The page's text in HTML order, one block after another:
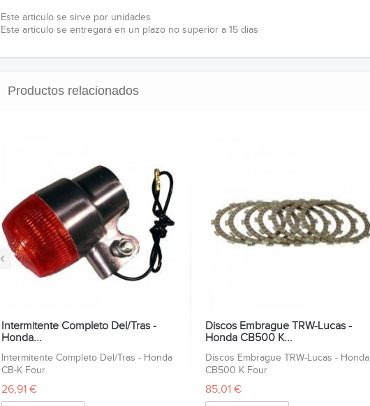
Este articulo se sirve por unidades
Este articulo se entregará en un plazo no superior a 15 dias
Productos relacionados
‹
Intermitente Completo Del/Tras -
Honda...
Intermitente Completo Del/Tras - Honda
CB-K Four
26,91 €
Discos Embrague TRW-Lucas -
Honda CB500 K...
Discos Embrague TRW-Lucas - Honda
CB500 K Four
85,01 €